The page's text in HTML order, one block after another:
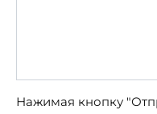
Нажимая кнопку